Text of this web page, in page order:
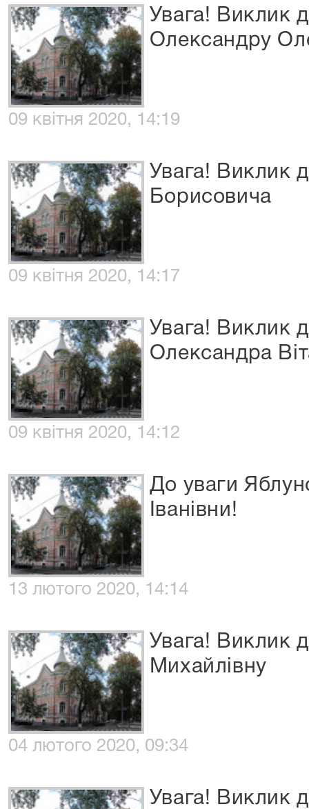
Увага! Виклик
Олександру
09 квітня 2020, 14:19
Увага! Виклик
Борисовича
09 квітня 2020, 14:17
Увага! Виклик
Олександра
09 квітня 2020, 14:12
До уваги
Іванівни!
13 лютого 2020, 14:14
Увага! Виклик
Михайлівну
04 лютого 2020, 09:34
Увага! Виклик